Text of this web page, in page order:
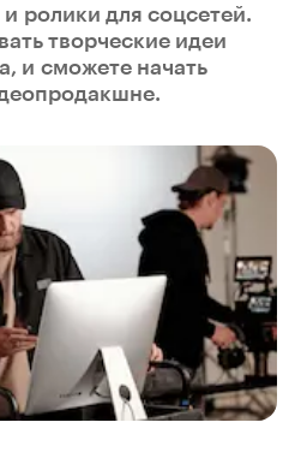
ролики для соцсетей.
творческие идеи
и сможете начать